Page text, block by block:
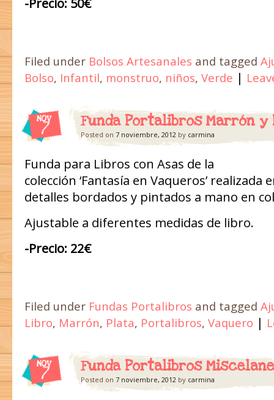
-Precio: 50€
Filed under Bolsos Artesanales and tagged
Bolso, Infantil, monstruo, niños, Verde |
NOV
7 Funda Portalibros Marrón y
Posted on 7 noviembre, 2012 by carmina
Funda para Libros con Asas de la
colección ‘Fantasía en Vaqueros’
detalles bordados y pintados a mano en
Ajustable a diferentes medidas de libro.
-Precio: 22€
Filed under Fundas Portalibros and tagged
Libro, Marrón, Plata, Portalibros, Vaquero |
NOV
7 Funda Portalibros
Posted on 7 noviembre, 2012 by carmina